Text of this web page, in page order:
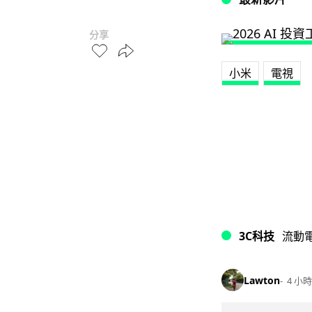
分享
小米 電視
3C科技 流動
Lawton 4 小時